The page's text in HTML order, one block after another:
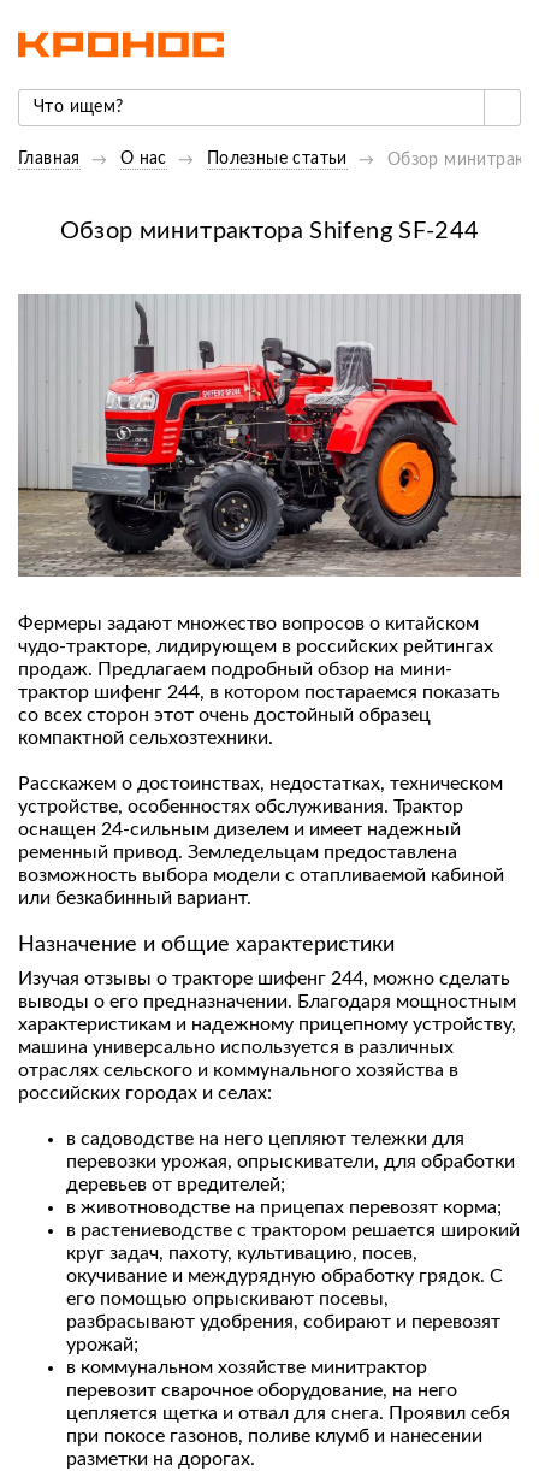
Главная О нас Полезные статьи Обзор
Обзор минитрактора Shifeng SF-244
Фермеры задают множество вопросов о китайском
чудо-тракторе, лидирующем в российских рейтингах
продаж. Предлагаем подробный обзор на мини-
трактор шифенг 244, в котором постараемся показать
со всех сторон этот очень достойный образец
компактной сельхозтехники.
Расскажем о достоинствах, недостатках, техническом
устройстве, особенностях обслуживания. Трактор
оснащен 24-сильным дизелем и имеет надежный
ременный привод. Земледельцам предоставлена
возможность выбора модели с отапливаемой кабиной
или безкабинный вариант.
Назначение и общие характеристики
Изучая отзывы о тракторе шифенг 244, можно сделать
выводы о его предназначении. Благодаря мощностным
характеристикам и надежному прицепному устройству,
машина универсально используется в различных
отраслях сельского и коммунального хозяйства в
российских городах и селах:
в садоводстве на него цепляют тележки для
перевозки урожая, опрыскиватели, для обработки
деревьев от вредителей;
в животноводстве на прицепах перевозят корма;
в растениеводстве с трактором решается широкий
круг задач, пахоту, культивацию, посев,
окучивание и междурядную обработку грядок. С
его помощью опрыскивают посевы,
разбрасывают удобрения, собирают и перевозят
урожай;
в коммунальном хозяйстве минитрактор
перевозит сварочное оборудование, на него
цепляется щетка и отвал для снега. Проявил себя
при покосе газонов, поливе клумб и нанесении
разметки на дорогах.